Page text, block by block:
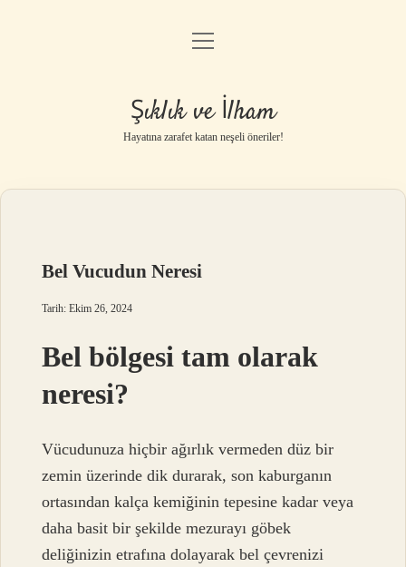
Anasayfa
Gizlilik Politikası
Yasal Uyarı
menüyü
Şıklık ve İlham
Hayatına zarafet katan neşeli öneriler!
Bel Vucudun Neresi
Tarih: Ekim 26, 2024
Bel bölgesi tam olarak
neresi?
Vücudunuza hiçbir ağırlık vermeden düz bir
zemin üzerinde dik durarak, son kaburganın
ortasından kalça kemiğinin tepesine kadar veya
daha basit bir şekilde mezurayı göbek
deliğinizin etrafına dolayarak bel çevrenizi